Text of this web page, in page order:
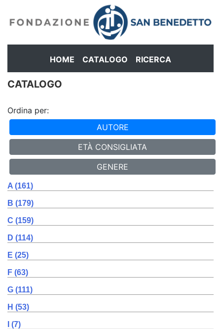
HOME CATALOGO RICERCA
CATALOGO
Ordina per:
AUTORE
ETÀ CONSIGLIATA
GENERE
A (161)
B (179)
C (159)
D (114)
E (25)
F (63)
G (111)
H (53)
I (7)